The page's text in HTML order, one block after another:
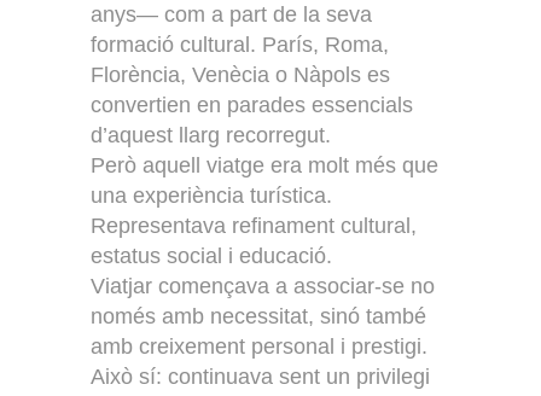
anys— com a part de la seva
formació cultural. París, Roma,
Florència, Venècia o Nàpols es
convertien en parades essencials
d’aquest llarg recorregut.
Però aquell viatge era molt més que
una experiència turística.
Representava refinament cultural,
estatus social i educació.
Viatjar començava a associar-se no
només amb necessitat, sinó també
amb creixement personal i prestigi.
Això sí: continuava sent un privilegi